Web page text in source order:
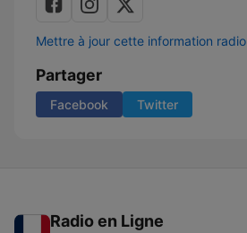
Mettre à jour cette information radio
Partager
Facebook Twitter
Radio en Ligne